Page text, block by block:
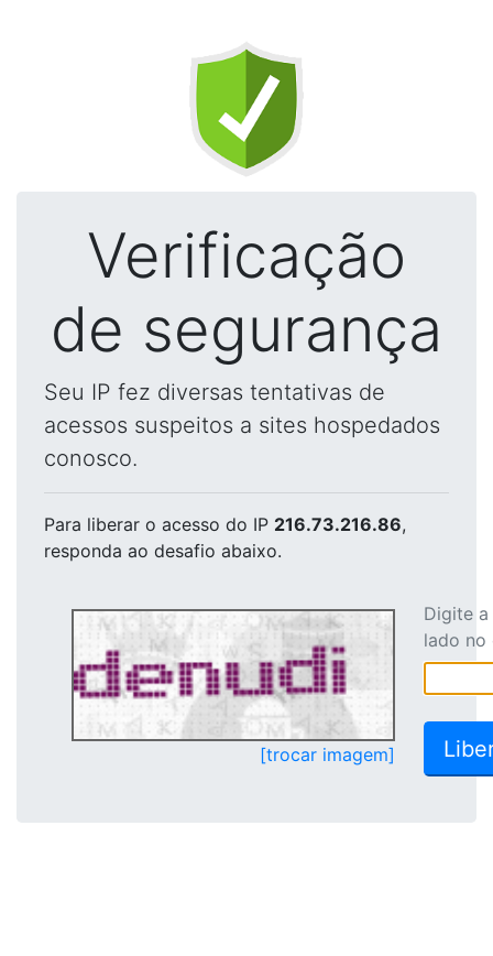
Verificação
de segurança
Seu IP fez diversas tentativas de
acessos suspeitos a sites hospedados
conosco.
Para liberar o acesso do IP 216.73.216.86,
responda ao desafio abaixo.
[trocar imagem]
Digite
lado no